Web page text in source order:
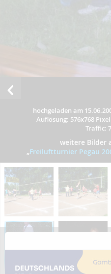
hochgeladen am
Auflösung: 576x768 Pixel
Traffic:
weitere Bilder
„Freiluftturnier Pegau